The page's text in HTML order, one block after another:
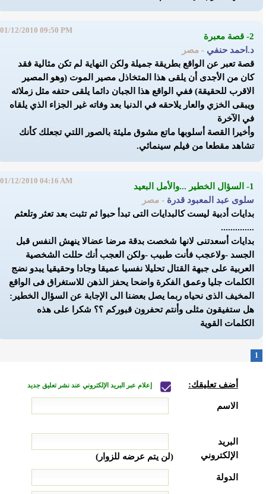
2- قصة معبرة
د.احمد حنفي - مصر
01/12/2010 09:50 PM
قصة تعبر عن الواقع بطريقة جميلة ولكن النهاية لم تكن مثالية فقد
كان من الأجدى أن يلقى هذا المتخاذل مصير الموت (وهو المصير
الاقرب للحقيقة) ففي الواقع هذا الجبان دائما يلقى حتفه مثل زملائه
ويبقى الخزي والعار يلاحقه في الدنيا بعد وفاته غير الجزاء الذي يلقاه
في الآخرة
وأخيرا القصة أسلوبها ماتع مشوق مليئة بالصور اللتي تجعلك كأنك
تشاهد مقطعا من فيلم سينمائي.
1- السؤال الخطير ...والأمل البعيد
سلوى عبد المعبود قدرة - مصر
01/12/2010 04:16 AM
بدايات أدبية ليست كالبدايات التى تبدأ حبوا ثم تثبت بعد تعثر وتلعثم
..............
بدايات أسعدتنى لانها شخصت بدقة مرضا عضالا ينهش النفس قبل
الجسد -ولاعجب فأنت طبيب -ولكن العجب أنك حللت الشخصية
العربية على جبهة القتال تحليلا نفسيا عميقا وجادا وحقيقيا يبدو نضج
الكلمات جليا وعمق الفكرة واضحا يحفز الذهن للاستغراق فى الواقع
المخيف الذى نحياه ربما يصل بعضنا الى الإجابة عن السؤال الخطير:
هل ستفيقون مثلى وأنتم تحفرون قبوركم ؟؟ شكرا على هذه
الكلمات القوية
1
أضف تعليقك: إعلام عبر البريد الإلكتروني عند نشر تعليق جديد
الاسم
البريد
الإلكتروني
(لن يتم عرضه للزوار)
الدولة